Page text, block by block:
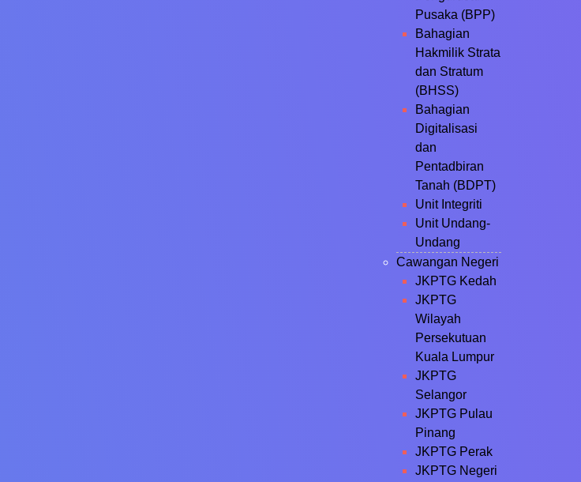
Pusaka (BPP)
Bahagian
Hakmilik Strata
dan Stratum
(BHSS)
Bahagian
Digitalisasi
dan
Pentadbiran
Tanah (BDPT)
Unit Integriti
Unit Undang-
Undang
Cawangan Negeri
JKPTG Kedah
JKPTG
Wilayah
Persekutuan
Kuala Lumpur
JKPTG
Selangor
JKPTG Pulau
Pinang
JKPTG Perak
JKPTG Negeri